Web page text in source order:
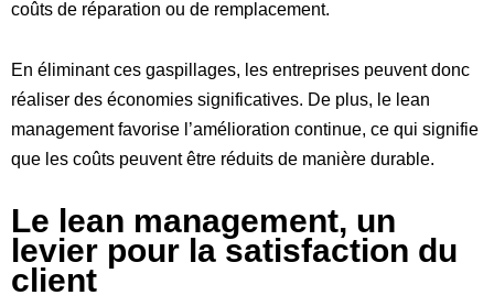
coûts de réparation ou de remplacement.
En éliminant ces gaspillages, les entreprises peuvent donc
réaliser des économies significatives. De plus, le lean
management favorise l’amélioration continue, ce qui signifie
que les coûts peuvent être réduits de manière durable.
Le lean management, un
levier pour la satisfaction du
client